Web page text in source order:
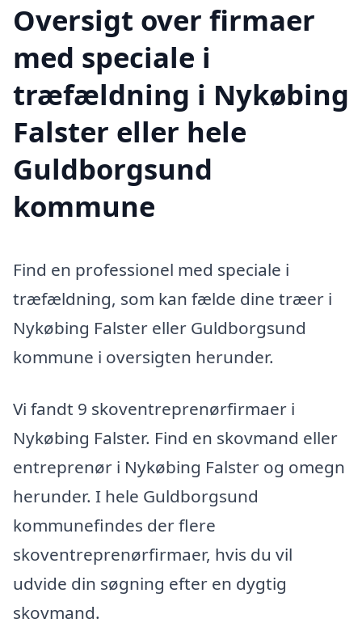
Oversigt over firmaer
med speciale i
træfældning i Nykøbing
Falster eller hele
Guldborgsund
kommune
Find en professionel med speciale i
træfældning, som kan fælde dine træer i
Nykøbing Falster eller Guldborgsund
kommune i oversigten herunder.
Vi fandt 9 skoventreprenørfirmaer i
Nykøbing Falster. Find en skovmand eller
entreprenør i Nykøbing Falster og omegn
herunder. I hele Guldborgsund
kommunefindes der flere
skoventreprenørfirmaer, hvis du vil
udvide din søgning efter en dygtig
skovmand.